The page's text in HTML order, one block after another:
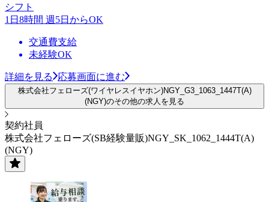
シフト
1日8時間 週5日からOK
交通費支給
未経験OK
詳細を見る 応募画面に進む
株式会社フェローズ(ワイヤレスイヤホン)NGY_G3_1063_1447T(A)
(NGY)のその他の求人を見る
契約社員
株式会社フェローズ(SB経験量販)NGY_SK_1062_1444T(A)
(NGY)